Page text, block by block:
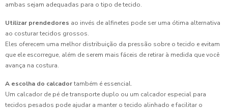
ambas sejam adequadas para o tipo de tecido.
Utilizar prendedores ao invés de alfinetes pode ser uma ótima alternativa
ao costurar tecidos grossos.
Eles oferecem uma melhor distribuição da pressão sobre o tecido e evitam
que ele escorregue, além de serem mais fáceis de retirar à medida que você
avança na costura.
A escolha do calcadortambém é essencial.
Um calcador de pé de transporte duplo ou um calcador especial para
tecidos pesados pode ajudar a manter o tecido alinhado e facilitar o